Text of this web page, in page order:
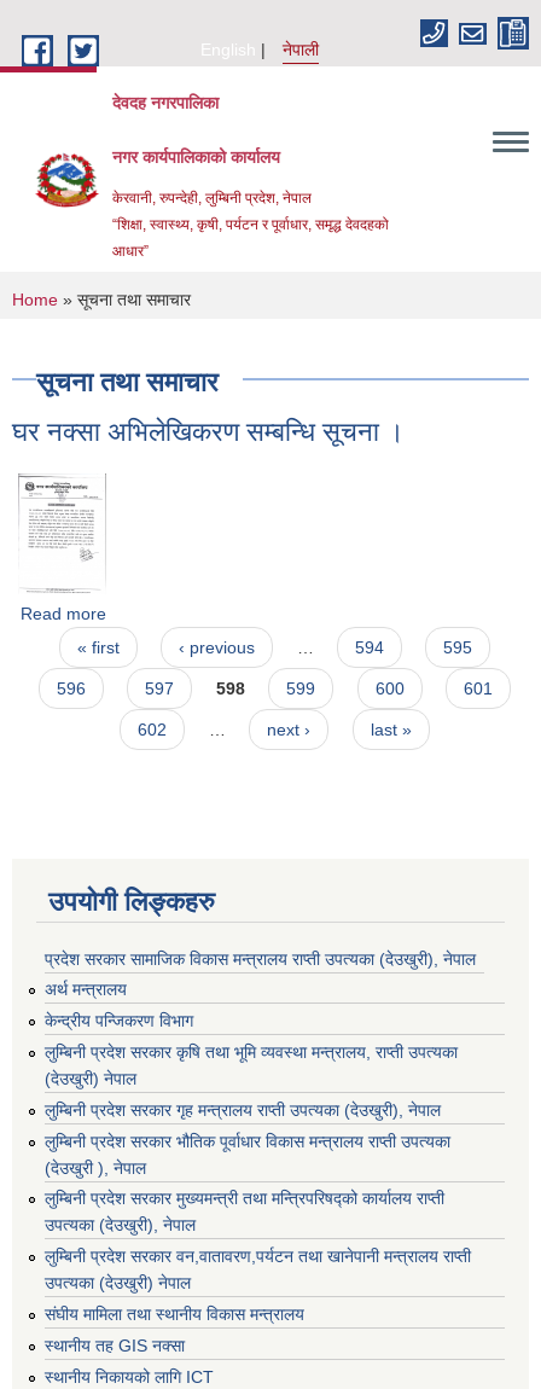
English
नेपाली
देवदह नगरपालिका
नगर कार्यपालिकाको कार्यालय
केरवानी, रुपन्देही, लुम्बिनी प्रदेश, नेपाल
“शिक्षा, स्वास्थ्य, कृषी, पर्यटन र पूर्वाधार, समृद्ध देवदहको
आधार”
You are here
Home » सूचना तथा समाचार
सूचना तथा समाचार
घर नक्सा अभिलेखिकरण सम्बन्धि सूचना ।
Read more
Pages
« first ‹ previous … 594 595
596 597 598 599 600 601
602 … next › last »
उपयोगी लिङ्कहरु
प्रदेश सरकार सामाजिक विकास मन्‍‍त्रालय राप्ती उपत्यका (देउखुरी), नेपाल
अर्थ मन्त्रालय
केन्द्रीय पन्जिकरण विभाग
लुम्बिनी प्रदेश सरकार कृषि तथा भूमि व्यवस्था मन्त्रालय, राप्ती उपत्यका
(देउखुरी) नेपाल
लुम्बिनी प्रदेश सरकार गृह मन्त्रालय राप्ती उपत्यका (देउखुरी), नेपाल
लुम्बिनी प्रदेश सरकार भौतिक पूर्वाधार विकास मन्त्रालय राप्ती उपत्यका
(देउखुरी ), नेपाल
लुम्बिनी प्रदेश सरकार मुख्यमन्त्री तथा मन्त्रिपरिषद्को कार्यालय राप्ती
उपत्यका (देउखुरी), नेपाल
लुम्बिनी प्रदेश सरकार वन,वातावरण,पर्यटन तथा खानेपानी मन्त्रालय राप्ती
उपत्यका (देउखुरी) नेपाल
संघीय मामिला तथा स्थानीय विकास मन्त्रालय
स्थानीय तह GIS नक्सा
स्थानीय निकायको लागि ICT